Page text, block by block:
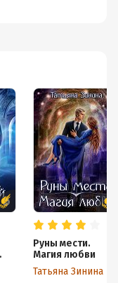
Руны мести.
Магия любви
Татьяна Зинина